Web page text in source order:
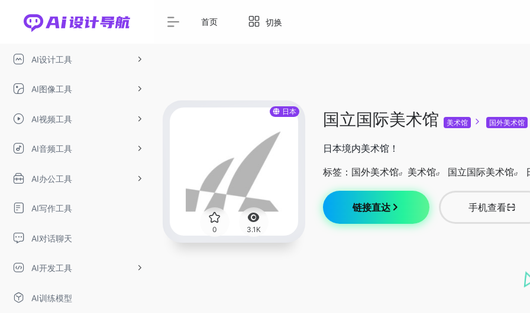
AI设计工具
AI图像工具
AI视频工具
AI音频工具
AI办公工具
AI写作工具
AI对话聊天
AI开发工具
AI训练模型
首页 切换
日本
0 3.1K
国立国际美术馆 美术馆 国外美术馆
日本境内美术馆！
标签： 国外美术馆 美术馆 国立国际美术馆
链接直达 手机查看